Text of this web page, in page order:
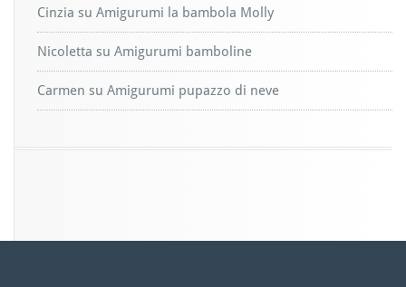
Cinzia su Amigurumi la bambola Molly
Nicoletta su Amigurumi bamboline
Carmen su Amigurumi pupazzo di neve